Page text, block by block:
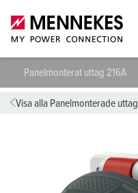
Panelmonterat uttag 216A
Visa alla Panelmonterade uttag